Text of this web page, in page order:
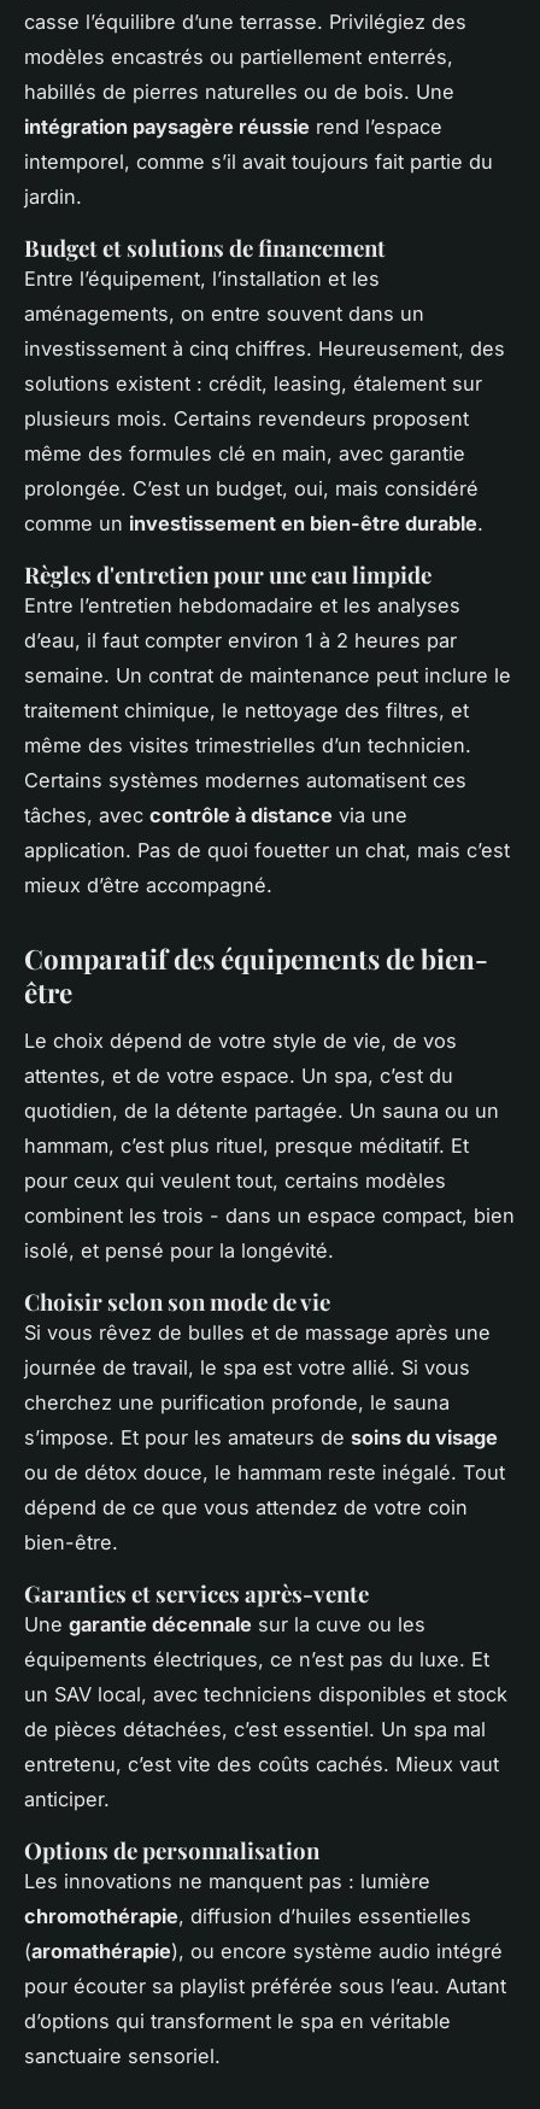
casse l’équilibre d’une terrasse. Privilégiez des
modèles encastrés ou partiellement enterrés,
habillés de pierres naturelles ou de bois. Une
intégration paysagère réussie rend l’espace
intemporel, comme s’il avait toujours fait partie du
jardin.
Budget et solutions de financement
Entre l’équipement, l’installation et les
aménagements, on entre souvent dans un
investissement à cinq chiffres. Heureusement, des
solutions existent : crédit, leasing, étalement sur
plusieurs mois. Certains revendeurs proposent
même des formules clé en main, avec garantie
prolongée. C’est un budget, oui, mais considéré
comme un investissement en bien-être durable.
Règles d'entretien pour une eau limpide
Entre l’entretien hebdomadaire et les analyses
d’eau, il faut compter environ 1 à 2 heures par
semaine. Un contrat de maintenance peut inclure le
traitement chimique, le nettoyage des filtres, et
même des visites trimestrielles d’un technicien.
Certains systèmes modernes automatisent ces
tâches, avec contrôle à distance via une
application. Pas de quoi fouetter un chat, mais c’est
mieux d’être accompagné.
Comparatif des équipements de bien-
être
Le choix dépend de votre style de vie, de vos
attentes, et de votre espace. Un spa, c’est du
quotidien, de la détente partagée. Un sauna ou un
hammam, c’est plus rituel, presque méditatif. Et
pour ceux qui veulent tout, certains modèles
combinent les trois - dans un espace compact, bien
isolé, et pensé pour la longévité.
Choisir selon son mode de vie
Si vous rêvez de bulles et de massage après une
journée de travail, le spa est votre allié. Si vous
cherchez une purification profonde, le sauna
s’impose. Et pour les amateurs de soins du visage
ou de détox douce, le hammam reste inégalé. Tout
dépend de ce que vous attendez de votre coin
bien-être.
Garanties et services après-vente
Une garantie décennale sur la cuve ou les
équipements électriques, ce n’est pas du luxe. Et
un SAV local, avec techniciens disponibles et stock
de pièces détachées, c’est essentiel. Un spa mal
entretenu, c’est vite des coûts cachés. Mieux vaut
anticiper.
Options de personnalisation
Les innovations ne manquent pas : lumière
chromothérapie, diffusion d’huiles essentielles
(aromathérapie), ou encore système audio intégré
pour écouter sa playlist préférée sous l’eau. Autant
d’options qui transforment le spa en véritable
sanctuaire sensoriel.